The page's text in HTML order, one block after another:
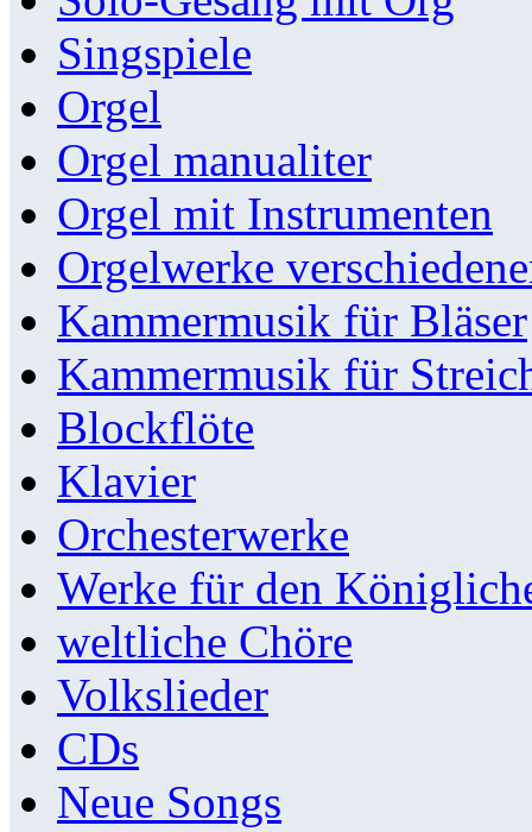
Singspiele
Orgel
Orgel manualiter
Orgel mit Instrumenten
Orgelwerke
Kammermusik für Bläser
Kammermusik für
Blockflöte
Klavier
Orchesterwerke
Werke für den
weltliche Chöre
Volkslieder
CDs
Neue Songs